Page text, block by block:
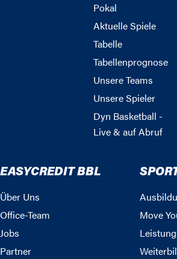
Pokal
Aktuelle Spiele
Tabelle
Tabellenprognose
Unsere Teams
Unsere Spieler
Dyn Basketball -
Live & auf Abruf
EASYCREDIT BBL
Über Uns
Office-Team
Jobs
Partner
Move